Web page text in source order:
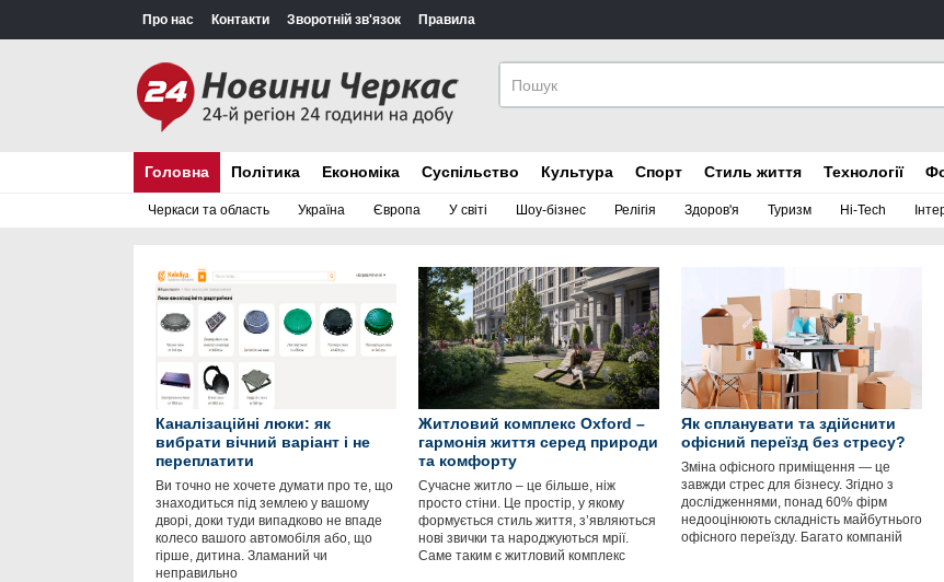
Про нас Контакти Зворотній зв'язок Правила
Головна
Черкаси та область Україна Європа У світі Шоу-бізнес Релігія Здоров'я Туризм Hi-Tech
Політика Економіка Суспільство Культура Спорт Стиль життя Технології
Каналізаційні люки: як
вибрати вічний варіант і не
переплатити
Ви точно не хочете думати про те, що
знаходиться під землею у вашому
дворі, доки туди випадково не впаде
колесо вашого автомобіля або, що
гірше, дитина. Зламаний чи
неправильно
Житловий комплекс Oxford –
гармонія життя серед природи
та комфорту
Сучасне житло – це більше, ніж
просто стіни. Це простір, у якому
формується стиль життя, з’являються
нові звички та народжуються мрії.
Саме таким є житловий комплекс
Як спланувати та здійснити
офісний переїзд без стресу?
Зміна офісного приміщення — це
завжди стрес для бізнесу. Згідно з
дослідженнями, понад 60% фірм
недооцінюють складність майбутнього
офісного переїзду. Багато компаній